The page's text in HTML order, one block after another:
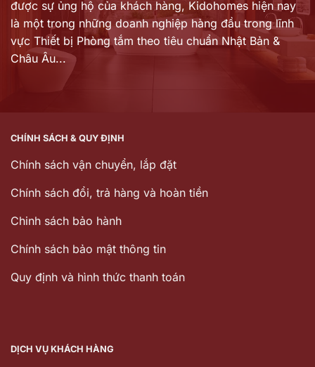
được sự ủng hộ của khách hàng, Kidohomes hiện nay
là một trong những doanh nghiệp hàng đầu trong lĩnh
vực Thiết bị Phòng tắm theo tiêu chuẩn Nhật Bản &
Châu Âu...
CHÍNH SÁCH & QUY ĐỊNH
Chính sách vận chuyển, lắp đặt
Chính sách đổi, trả hàng và hoàn tiền
Chinh sách bảo hành
Chính sách bảo mật thông tin
Quy định và hình thức thanh toán
DỊCH VỤ KHÁCH HÀNG